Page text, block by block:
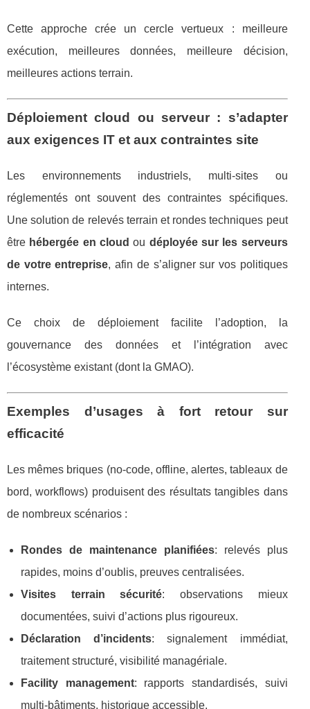
Cette approche crée un cercle vertueux : meilleure
exécution, meilleures données, meilleure décision,
meilleures actions terrain.
Déploiement cloud ou serveur : s’adapter
aux exigences IT et aux contraintes site
Les environnements industriels, multi-sites ou
réglementés ont souvent des contraintes spécifiques.
Une solution de relevés terrain et rondes techniques peut
être hébergée en cloud ou déployée sur les serveurs
de votre entreprise, afin de s’aligner sur vos politiques
internes.
Ce choix de déploiement facilite l’adoption, la
gouvernance des données et l’intégration avec
l’écosystème existant (dont la GMAO).
Exemples d’usages à fort retour sur
efficacité
Les mêmes briques (no-code, offline, alertes, tableaux de
bord, workflows) produisent des résultats tangibles dans
de nombreux scénarios :
Rondes de maintenance planifiées: relevés plus
rapides, moins d’oublis, preuves centralisées.
Visites terrain sécurité: observations mieux
documentées, suivi d’actions plus rigoureux.
Déclaration d’incidents: signalement immédiat,
traitement structuré, visibilité managériale.
Facility management: rapports standardisés, suivi
multi-bâtiments, historique accessible.